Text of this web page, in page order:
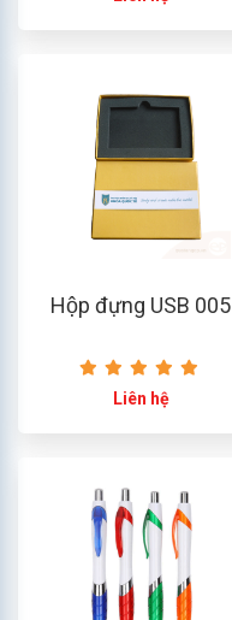
Hộp đựng USB 005
Liên hệ